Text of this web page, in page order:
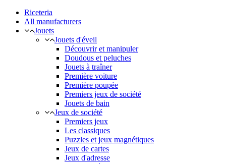
Riceteria
All manufacturers
Jouets
Jouets d'éveil
Découvrir et manipuler
Doudous et peluches
Jouets à traîner
Première voiture
Première poupée
Premiers jeux de société
Jouets de bain
Jeux de société
Premiers jeux
Les classiques
Puzzles et jeux magnétiques
Jeux de cartes
Jeux d'adresse